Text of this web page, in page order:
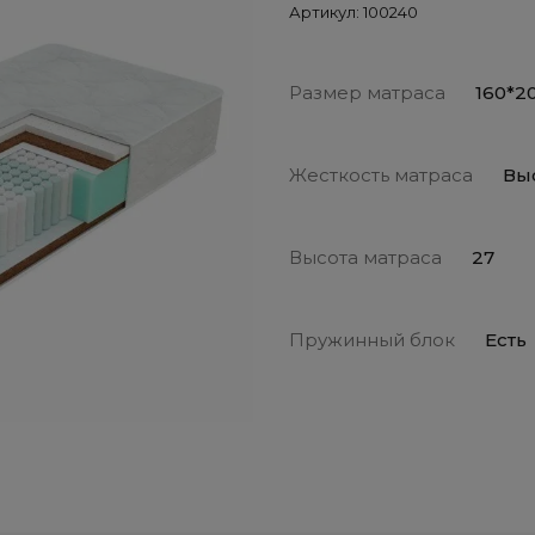
Артикул: 100240
Размер матраса
Жесткость матраса
Высота матраса 27
Пружинный блок Есть